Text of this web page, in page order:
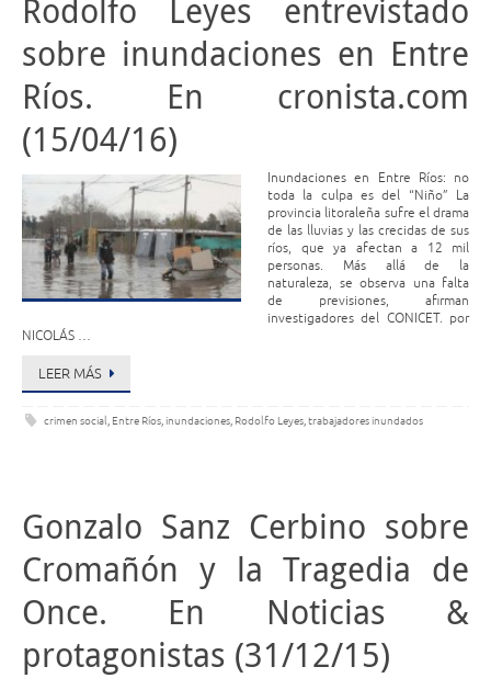
Rodolfo Leyes entrevistado
sobre inundaciones en Entre
Ríos. En cronista.com
(15/04/16)
Inundaciones en Entre Ríos: no
toda la culpa es del “Niño” La
provincia litoraleña sufre el drama
de las lluvias y las crecidas de sus
ríos, que ya afectan a 12 mil
personas. Más allá de la
naturaleza, se observa una falta
de previsiones, afirman
investigadores del CONICET. por
NICOLÁS …
LEER MÁS
crimen social, Entre Ríos,inundaciones, Rodolfo Leyes,trabajadores inundados
Gonzalo Sanz Cerbino sobre
Cromañón y la Tragedia de
Once. En Noticias &
protagonistas (31/12/15)